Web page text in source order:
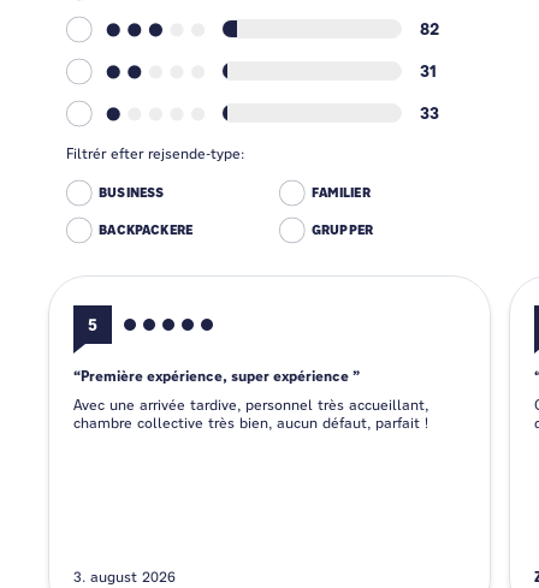
82
31
33
Filtrér efter rejsende-type:
BUSINESS FAMILIER
BACKPACKERE GRUPPER
5
Première expérience, super expérience
Avec une arrivée tardive, personnel très accueillant,
chambre collective très bien, aucun défaut, parfait !
3. august 2026